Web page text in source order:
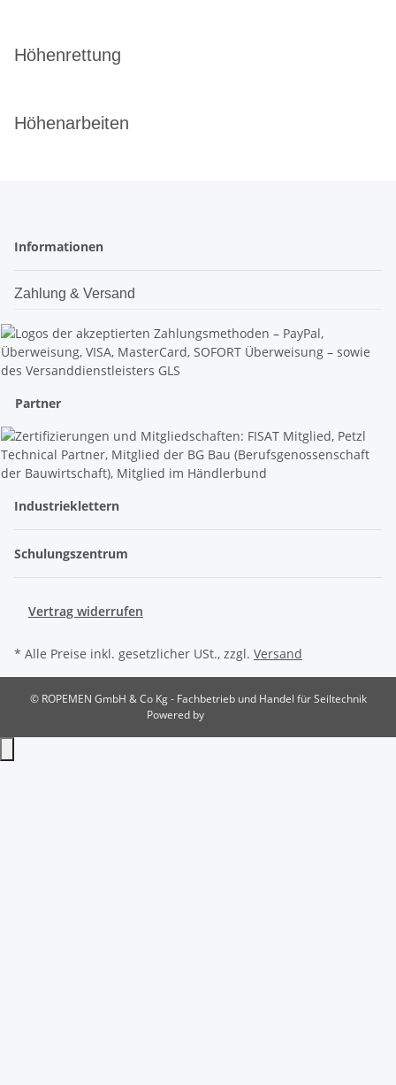
Höhenrettung
Höhenarbeiten
Informationen
Zahlung & Versand
Partner
Industrieklettern
Schulungszentrum
Vertrag widerrufen
* Alle Preise inkl. gesetzlicher USt., zzgl. Versand
© ROPEMEN GmbH & Co Kg - Fachbetrieb und Handel für Seiltechnik
Powered by